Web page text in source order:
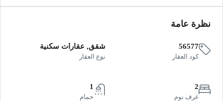
نظرة عامة
56577
كود العقار
شقق, عقارات سكنية
نوع العقار
2
غرف نوم
1
حمام